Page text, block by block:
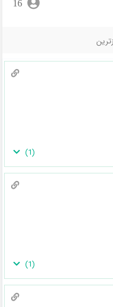
16
(
1
)
(
1
)